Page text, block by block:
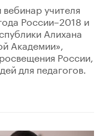
учителя
России–2018 и
Алихана
Академии»,
России,
для педагогов.